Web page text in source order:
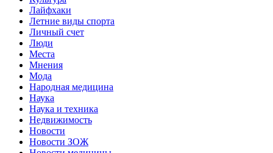
Лайфхаки
Летние виды спорта
Личный счет
Люди
Места
Мнения
Мода
Народная медицина
Наука
Наука и техника
Недвижимость
Новости
Новости ЗОЖ